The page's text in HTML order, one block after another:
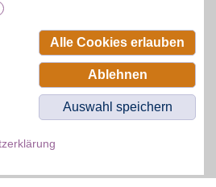
Alle Cookies erlauben
Ablehnen
Auswahl speichern